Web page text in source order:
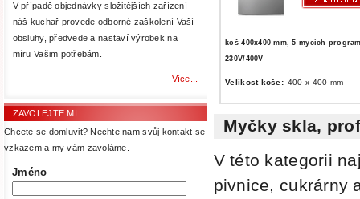
V případě objednávky složitějších zařízení
náš kuchař provede odborné zaškolení Vaší
obsluhy, předvede a nastaví výrobek na
míru Vašim potřebám.
Více...
ZAVOLEJTE MI
Chcete se domluvit? Nechte nam svůj kontakt se
vzkazem a my vám zavoláme.
Jméno
koš 400x400 mm, 5 mycích
230V/400V
Velikost koše: 400 x 400 mm
Myčky skla,
V této kategorii
pivnice, cukrárny